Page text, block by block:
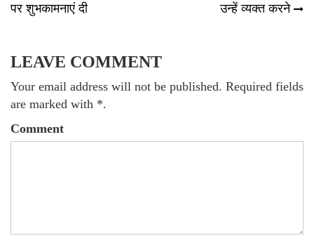
पर शुभकामनाएं दी
उन्हें व्यक्त करने
LEAVE COMMENT
Your email address will not be published. Required fields
are marked with *.
Comment